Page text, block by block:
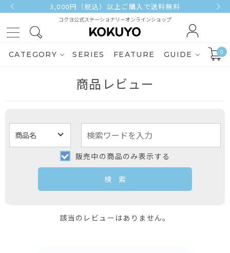
3,000円（税込）以上ご購入で送料無料
コクヨ公式ステーショナリーオンラインショップ
CATEGORY SERIES FEATURE GUIDE 0
商品レビュー
販売中の商品のみ表示する
該当のレビューはありません。